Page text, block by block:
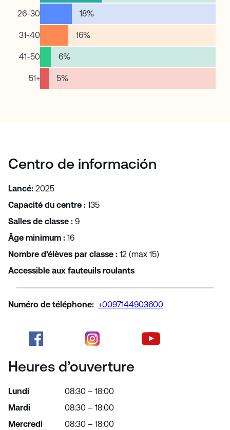
26-30 18%
31-40 16%
41-50 6%
51+ 5%
Centro de información
Lancé: 2025
Capacité du centre : 135
Salles de classe : 9
Âge minimum : 16
Nombre d’élèves par classe : 12 (max 15)
Accessible aux fauteuils roulants
Numéro de téléphone: +0097144903600
Heures d’ouverture
Lundi
Mardi
Mercredi
08:30 – 18:00
08:30 – 18:00
08:30 – 18:00